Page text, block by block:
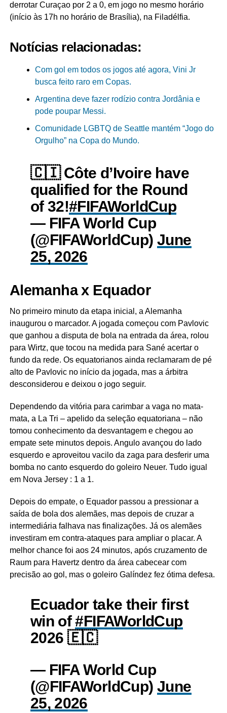
derrotar Curaçao por 2 a 0, em jogo no mesmo horário
(início às 17h no horário de Brasília), na Filadélfia.
Notícias relacionadas:
Com gol em todos os jogos até agora, Vini Jr
busca feito raro em Copas.
Argentina deve fazer rodízio contra Jordânia e
pode poupar Messi.
Comunidade LGBTQ de Seattle mantém “Jogo do
Orgulho” na Copa do Mundo.
🇨🇮 Côte d’Ivoire have
qualified for the Round
of 32!#FIFAWorldCup
— FIFA World Cup
(@FIFAWorldCup) June
25, 2026
Alemanha x Equador
No primeiro minuto da etapa inicial, a Alemanha
inaugurou o marcador. A jogada começou com Pavlovic
que ganhou a disputa de bola na entrada da área, rolou
para Wirtz, que tocou na medida para Sané acertar o
fundo da rede. Os equatorianos ainda reclamaram de pé
alto de Pavlovic no início da jogada, mas a árbitra
desconsiderou e deixou o jogo seguir.
Dependendo da vitória para carimbar a vaga no mata-
mata, a La Tri – apelido da seleção equatoriana – não
tomou conhecimento da desvantagem e chegou ao
empate sete minutos depois. Angulo avançou do lado
esquerdo e aproveitou vacilo da zaga para desferir uma
bomba no canto esquerdo do goleiro Neuer. Tudo igual
em Nova Jersey : 1 a 1.
Depois do empate, o Equador passou a pressionar a
saída de bola dos alemães, mas depois de cruzar a
intermediária falhava nas finalizações. Já os alemães
investiram em contra-ataques para ampliar o placar. A
melhor chance foi aos 24 minutos, após cruzamento de
Raum para Havertz dentro da área cabecear com
precisão ao gol, mas o goleiro Galíndez fez ótima defesa.
Ecuador take their first
win of#FIFAWorldCup
2026 🇪🇨
— FIFA World Cup
(@FIFAWorldCup) June
25, 2026